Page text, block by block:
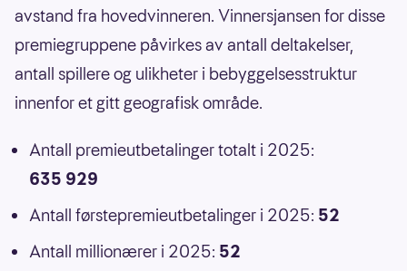
avstand fra hovedvinneren. Vinnersjansen for disse
premiegruppene påvirkes av antall deltakelser,
antall spillere og ulikheter i bebyggelsesstruktur
innenfor et gitt geografisk område.
Antall premieutbetalinger totalt i 2025:
635 929
Antall førstepremieutbetalinger i 2025: 52
Antall millionærer i 2025: 52